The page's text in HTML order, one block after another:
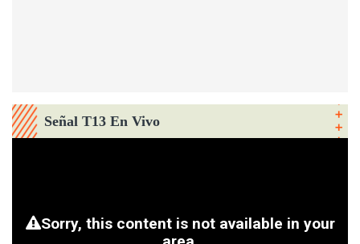
Señal T13 En Vivo